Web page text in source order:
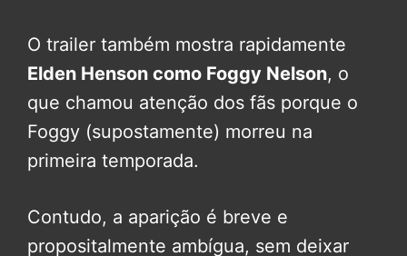
O trailer também mostra rapidamente
Elden Henson como Foggy Nelson, o
que chamou atenção dos fãs porque o
Foggy (supostamente) morreu na
primeira temporada.
Contudo, a aparição é breve e
propositalmente ambígua, sem deixar